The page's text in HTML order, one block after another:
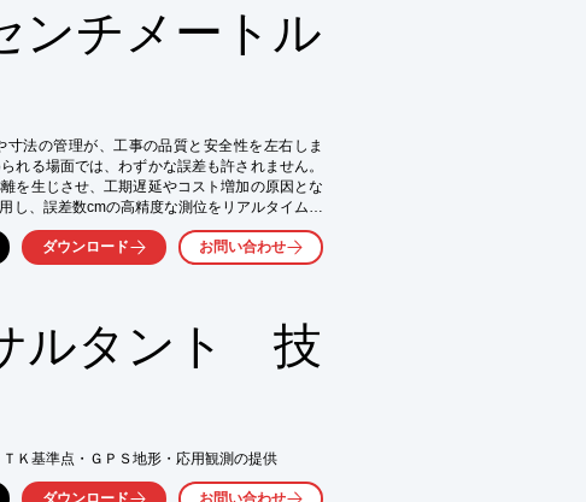
ンチメートル
法の管理が、工事の品質と安全性を左右しま
れる場面では、わずかな誤差も許されません。
を生じさせ、工期遅延やコスト増加の原因とな
し、誤差数cmの高精度な測位をリアルタイムに
ます。
ダウンロード お問い合わせ
ルタント 技
Ｋ基準点・ＧＰＳ地形・応用観測の提供